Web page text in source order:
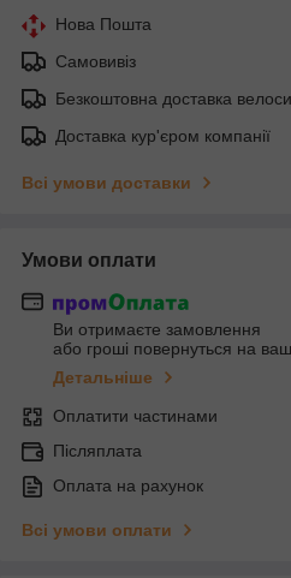
Нова Пошта
Самовивіз
Безкоштовна доставка
Доставка кур'єром компанії
Всі умови доставки
Умови оплати
Ви отримаєте замовлення
або гроші повернуться на
Детальніше
Оплатити частинами
Післяплата
Оплата на рахунок
Всі умови оплати